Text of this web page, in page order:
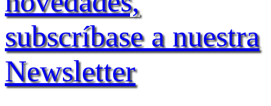
subscríbase a nuestra
Newsletter